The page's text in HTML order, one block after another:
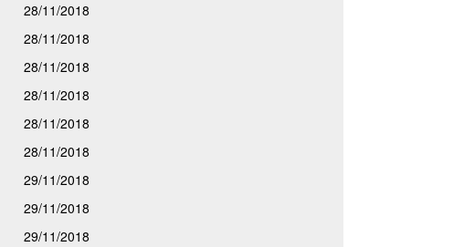
28/11/2018
28/11/2018
28/11/2018
28/11/2018
28/11/2018
28/11/2018
29/11/2018
29/11/2018
29/11/2018